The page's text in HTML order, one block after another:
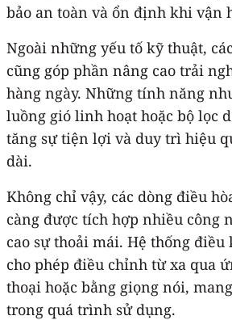
bảo an toàn và ổn định khi vận
Ngoài những yếu tố kỹ thuật,
cũng góp phần nâng cao trải
hàng ngày. Những tính năng
luồng gió linh hoạt hoặc bộ lọc
tăng sự tiện lợi và duy trì hiệu
dài.
Không chỉ vậy, các dòng điều
càng được tích hợp nhiều công
cao sự thoải mái. Hệ thống
cho phép điều chỉnh từ xa qua
thoại hoặc bằng giọng nói,
trong quá trình sử dụng.